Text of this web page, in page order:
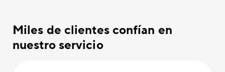
Miles de clientes confían en
nuestro servicio